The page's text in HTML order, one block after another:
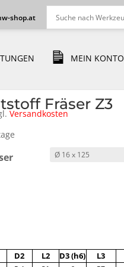
shop.at
MEIN KONTO
Fräser Z3
Versandkosten
D2 L2 D3 (h6) L3